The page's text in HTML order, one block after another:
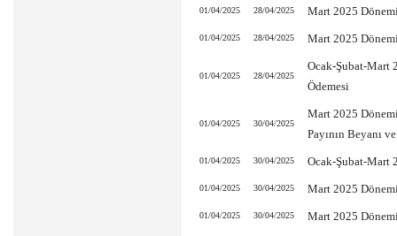
01/04/2025 28/04/2025 Mart 2025
01/04/2025 28/04/2025 Mart 2025
01/04/2025 28/04/2025
Ocak-Şubat-Mart
Ödemesi
01/04/2025 30/04/2025
Mart 2025
Payının Beyanı
01/04/2025 30/04/2025 Ocak-Şubat-Mart
01/04/2025 30/04/2025 Mart 2025
01/04/2025 30/04/2025 Mart 2025